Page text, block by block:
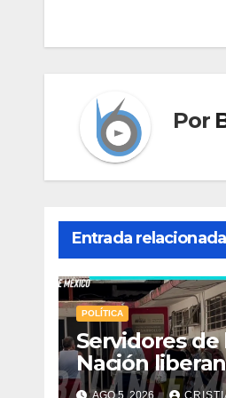
entradas
Por
Entrada relacionada
POLÍTICA
Servidores de
Nación liberan
oficinas del